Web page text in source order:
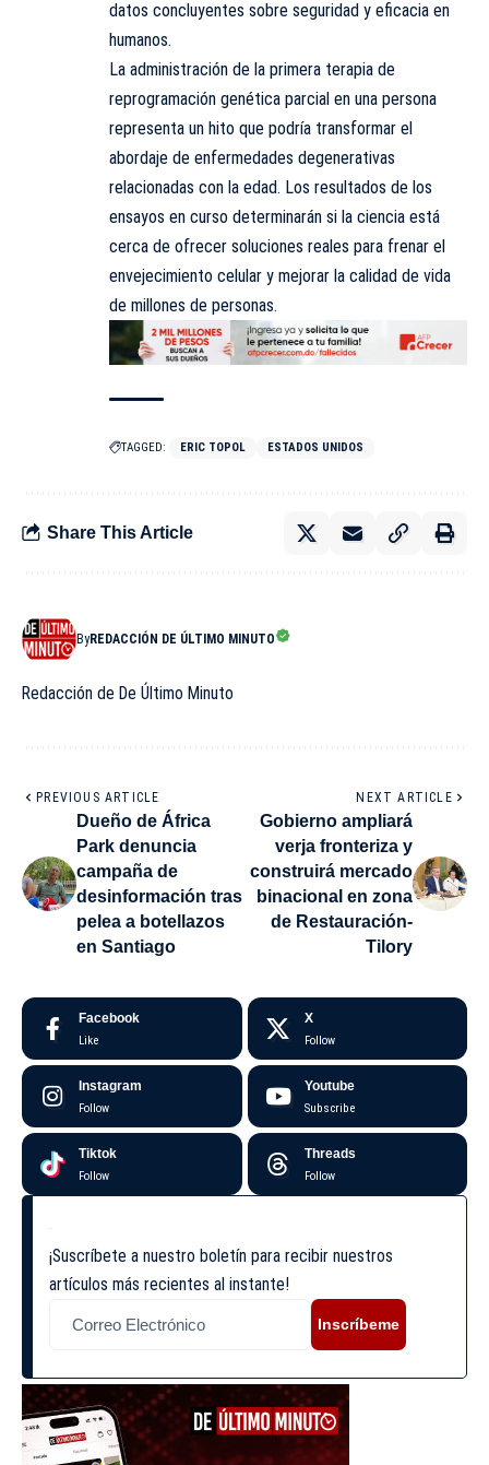
datos concluyentes sobre seguridad y eficacia en
humanos.
La administración de la primera terapia de
reprogramación genética parcial en una persona
representa un hito que podría transformar el
abordaje de enfermedades degenerativas
relacionadas con la edad. Los resultados de los
ensayos en curso determinarán si la ciencia está
cerca de ofrecer soluciones reales para frenar el
envejecimiento celular y mejorar la calidad de vida
de millones de personas.
TAGGED: ERIC TOPOL ESTADOS UNIDOS
Share This Article
ByREDACCIÓN DE ÚLTIMO MINUTO
Redacción de De Último Minuto
PREVIOUS ARTICLE
Dueño de África
Park denuncia
campaña de
desinformación tras
pelea a botellazos
en Santiago
NEXT ARTICLE
Gobierno ampliará
verja fronteriza y
construirá mercado
binacional en zona
de Restauración-
Tilory
Facebook
Like
X
Follow
Instagram
Follow
Youtube
Subscribe
Tiktok
Follow
Threads
Follow
¡Suscríbete a nuestro boletín para recibir nuestros
artículos más recientes al instante!
Inscríbeme